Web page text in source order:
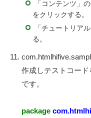
「コンテンツ」
をクリックする。
「チュートリア
る。
作成しテストコー
です。
package